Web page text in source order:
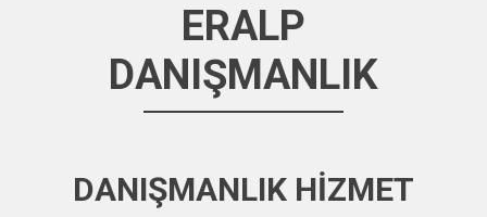
ERALP
DANIŞMANLIK
DANIŞMANLIK HİZMET